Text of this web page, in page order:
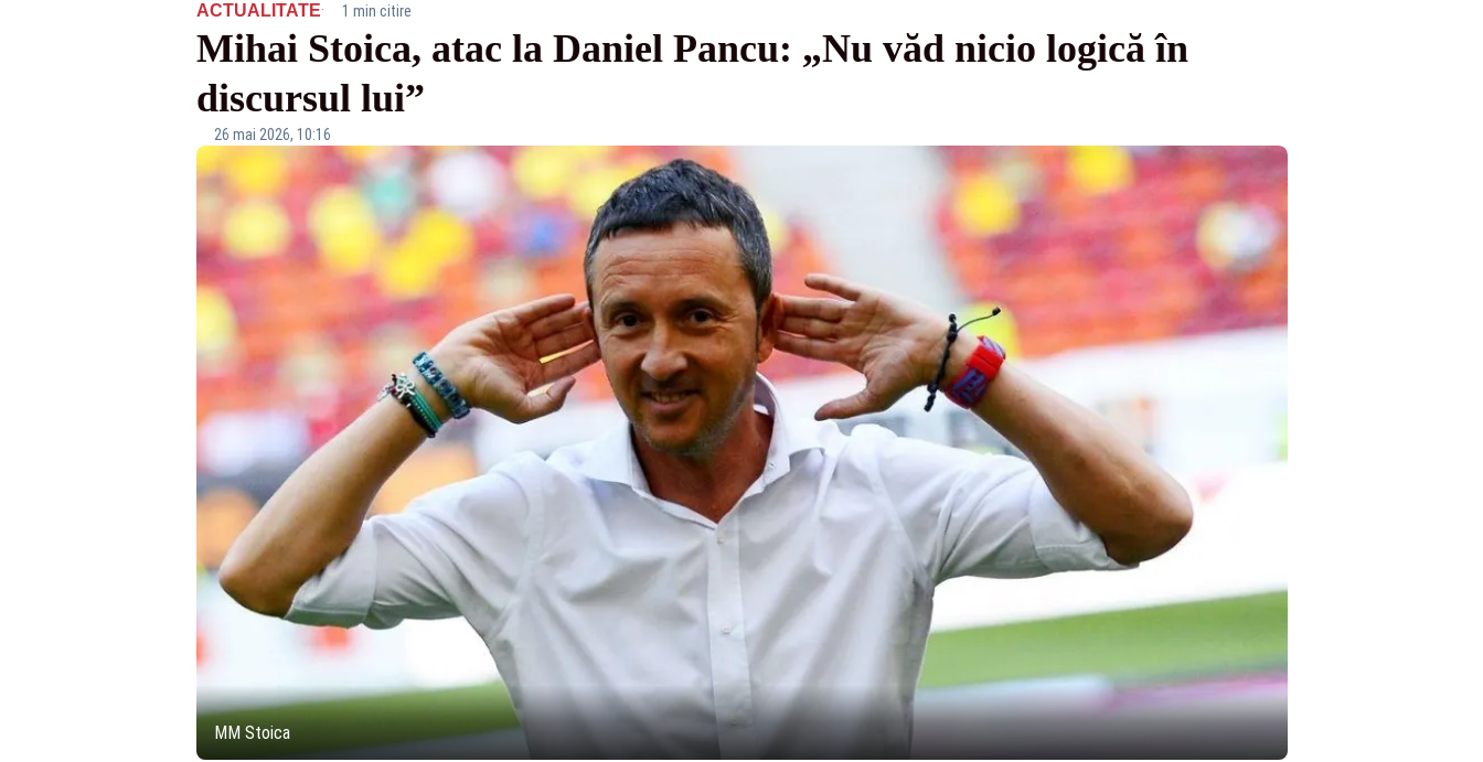
ACTUALITATE· 1 min citire
Mihai Stoica, atac la Daniel Pancu: „Nu văd nicio logică în
discursul lui”
26 mai 2026, 10:16
MM Stoica